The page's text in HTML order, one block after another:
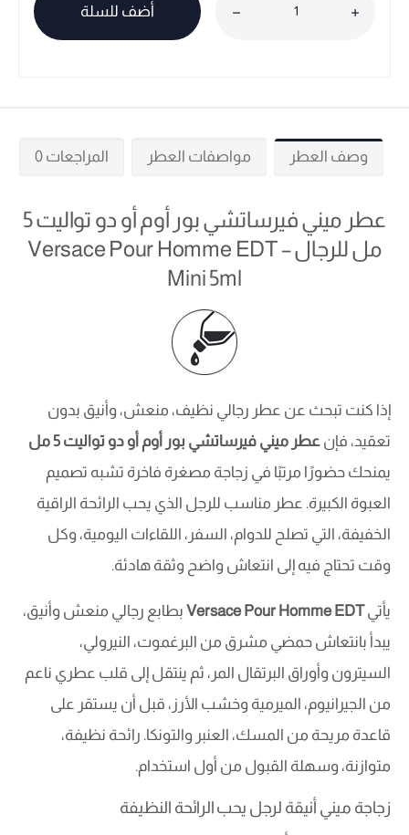
أضف للسلة
وصف العطر مواصفات العطر المراجعات 0
عطر ميني فيرساتشي بور أوم أو دو تواليت 5
مل للرجال – Versace Pour Homme EDT
Mini 5ml
إذا كنت تبحث عن عطر رجالي نظيف، منعش، وأنيق بدون
تعقيد، فإن عطر ميني فيرساتشي بور أوم أو دو تواليت 5 مل
يمنحك حضورًا مرتبًا في زجاجة مصغرة فاخرة تشبه تصميم
العبوة الكبيرة. عطر مناسب للرجل الذي يحب الرائحة الراقية
الخفيفة، التي تصلح للدوام، السفر، اللقاءات اليومية، وكل
وقت تحتاج فيه إلى انتعاش واضح وثقة هادئة.
يأتيVersace Pour Homme EDT بطابع رجالي منعش وأنيق،
يبدأ بانتعاش حمضي مشرق من البرغموت، النيرولي،
السيترون وأوراق البرتقال المر، ثم ينتقل إلى قلب عطري ناعم
من الجيرانيوم، الميرمية وخشب الأرز، قبل أن يستقر على
قاعدة مريحة من المسك، العنبر والتونكا. رائحة نظيفة،
متوازنة، وسهلة القبول من أول استخدام.
زجاجة ميني أنيقة لرجل يحب الرائحة النظيفة